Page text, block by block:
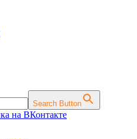
Search Button